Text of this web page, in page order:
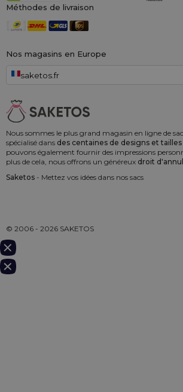
Nous sommes le plus grand magasin en ligne de
spécialisé dans des centaines de designs et
pouvons également fournir des impressions
plus de cela, nous offrons un généreux droit
Saketos - Mettez vos idées dans nos sacs
Nos magasins en Europe
saketos.fr
Méthodes de livraison
© 2006 - 2026 SAKETOS